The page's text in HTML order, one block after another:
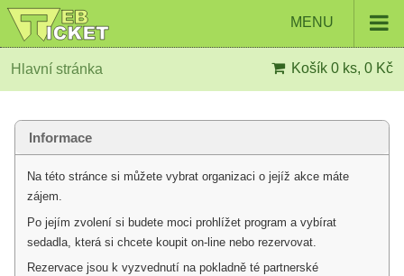
MENU
Hlavní stránka Košík 0 ks, 0 Kč
Informace
Na této stránce si můžete vybrat organizaci o jejíž akce máte
zájem.
Po jejím zvolení si budete moci prohlížet program a vybírat
sedadla, která si chcete koupit on-line nebo rezervovat.
Rezervace jsou k vyzvednutí na pokladně té partnerské